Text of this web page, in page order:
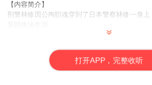
【内容简介】
刑警林修因公殉职魂穿到了日本警察林修一身
作者：虫草田十，网络小说作家。
主播：悟空_凌音社。
打开APP，完整收听